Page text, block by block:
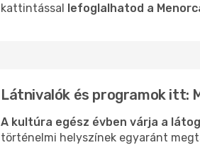
kattintással lefoglalhatod a
Látnivalók és programok itt:
A kultúra egész évben várja a
történelmi helyszínek egyaránt